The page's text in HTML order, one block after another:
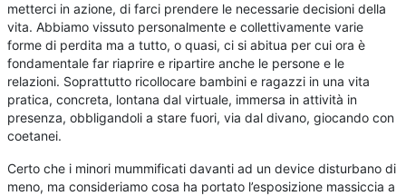
metterci in azione, di farci prendere le necessarie decisioni della
vita. Abbiamo vissuto personalmente e collettivamente varie
forme di perdita ma a tutto, o quasi, ci si abitua per cui ora è
fondamentale far riaprire e ripartire anche le persone e le
relazioni. Soprattutto ricollocare bambini e ragazzi in una vita
pratica, concreta, lontana dal virtuale, immersa in attività in
presenza, obbligandoli a stare fuori, via dal divano, giocando con
coetanei.
Certo che i minori mummificati davanti ad un device disturbano di
meno, ma consideriamo cosa ha portato l’esposizione massiccia a